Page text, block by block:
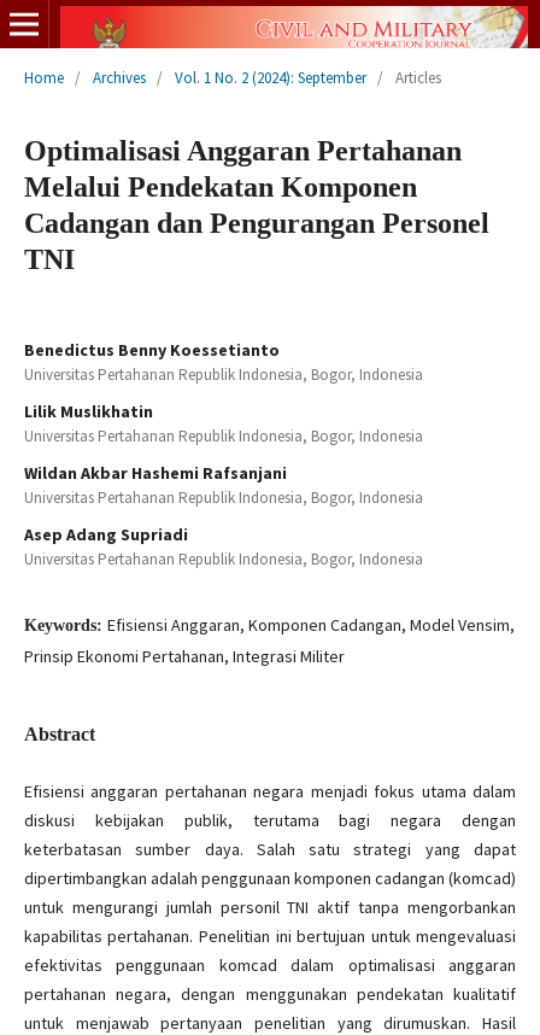
Home / Archives / Vol. 1 No. 2 (2024): September / Articles
Optimalisasi Anggaran Pertahanan
Melalui Pendekatan Komponen
Cadangan dan Pengurangan Personel
TNI
Benedictus Benny Koessetianto
Universitas Pertahanan Republik Indonesia, Bogor, Indonesia
Lilik Muslikhatin
Universitas Pertahanan Republik Indonesia, Bogor, Indonesia
Wildan Akbar Hashemi Rafsanjani
Universitas Pertahanan Republik Indonesia, Bogor, Indonesia
Asep Adang Supriadi
Universitas Pertahanan Republik Indonesia, Bogor, Indonesia
Keywords: Efisiensi Anggaran, Komponen Cadangan, Model Vensim,
Prinsip Ekonomi Pertahanan, Integrasi Militer
Abstract
Efisiensi anggaran pertahanan negara menjadi fokus utama dalam
diskusi kebijakan publik, terutama bagi negara dengan
keterbatasan sumber daya. Salah satu strategi yang dapat
dipertimbangkan adalah penggunaan komponen cadangan (komcad)
untuk mengurangi jumlah personil TNI aktif tanpa mengorbankan
kapabilitas pertahanan. Penelitian ini bertujuan untuk mengevaluasi
efektivitas penggunaan komcad dalam optimalisasi anggaran
pertahanan negara, dengan menggunakan pendekatan kualitatif
untuk menjawab pertanyaan penelitian yang dirumuskan. Hasil